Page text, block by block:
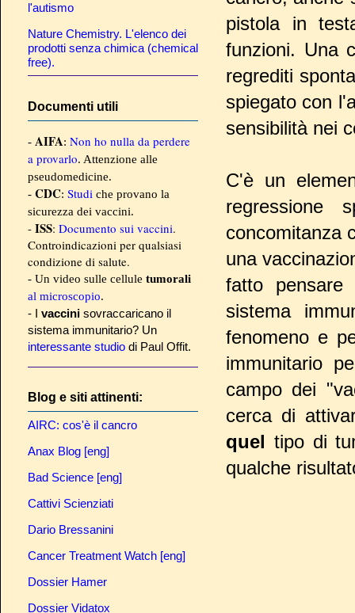
pistola in
funzioni. Una
regrediti
spiegato con
sensibilità nei
C'è un
regressione
concomitanza
una
fatto pensare
sistema
fenomeno e
immunitario
campo dei
cerca di
quel tipo di
qualche
l'autismo
Nature Chemistry. L'elenco dei
prodotti senza chimica (chemical
free).
Documenti utili
- AIFA: Non ho nulla da perdere
a provarlo. Attenzione alle
pseudomedicine.
- CDC: Studi che provano la
sicurezza dei vaccini.
- ISS: Documento sui vaccini.
Controindicazioni per qualsiasi
condizione di salute.
- Un video sulle cellule tumorali
al microscopio.
- I vaccini sovraccaricano il
sistema immunitario? Un
interessante studio di Paul Offit.
Blog e siti attinenti:
AIRC: cos'è il cancro
Anax Blog [eng]
Bad Science [eng]
Cattivi Scienziati
Dario Bressanini
Cancer Treatment Watch [eng]
Dossier Hamer
Dossier Vidatox